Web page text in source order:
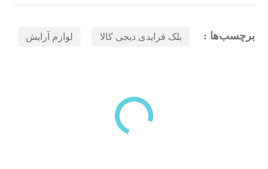
برچسب‌ها : بلک فرایدی دیجی کالا لوازم آرایش